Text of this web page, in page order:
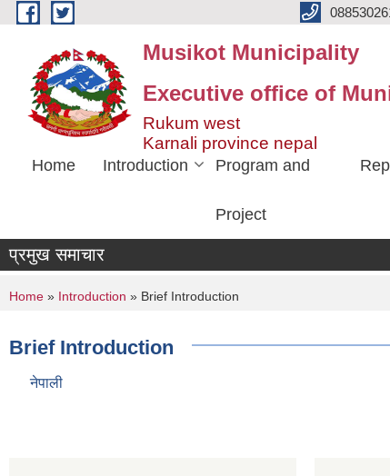
Skip to main content
Musikot Municipality
Executive office of
Rukum west
Karnali province nepal
Home Introduction Program and
Project
प्रमुख समाचार
You are here
Home » Introduction » Brief Introduction
Brief Introduction
नेपाली